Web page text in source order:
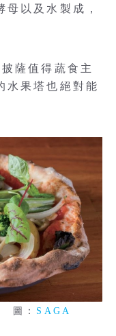
以及水製成，
薩值得蔬食主
水果塔也絕對能
圖： SAGA